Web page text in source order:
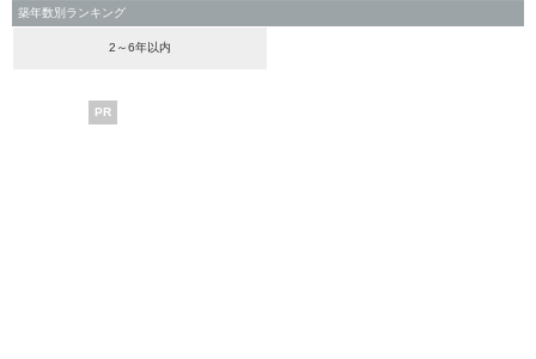
築年数別ランキング
2～6年以内
PR